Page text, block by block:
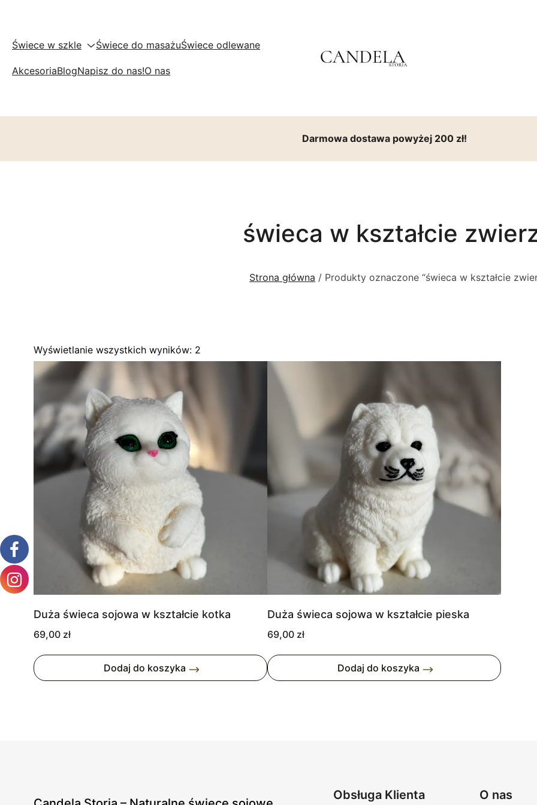
Świece w szkle Świece do masażuŚwiece odlewane
AkcesoriaBlogNapisz do nas!O nas
Darmowa dostawa powyżej 200 zł!
świeca w kształcie
Strona główna / Produkty oznaczone “świeca w kształcie
Wyświetlanie wszystkich wyników: 2
Duża świeca sojowa w kształcie kotka
69,00 zł
Dodaj do koszyka
Duża świeca sojowa w kształcie pieska
69,00 zł
Dodaj do koszyka
Obsługa Klienta O nas